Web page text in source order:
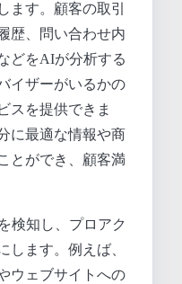
ます。顧客の取引
歴、問い合わせ内
どをAIが分析する
イザーがいるかの
スを提供できま
に最適な情報や商
とができ、顧客満
検知し、プロアク
します。例えば、
ウェブサイトへの